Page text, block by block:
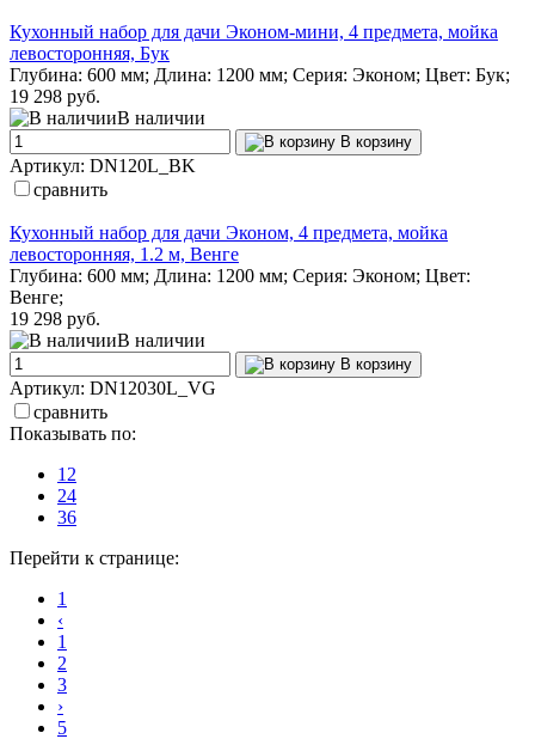
Кухонный набор для дачи Эконом-мини, 4 предмета, мойка
левосторонняя, Бук
Глубина: 600 мм; Длина: 1200 мм; Серия: Эконом; Цвет: Бук;
19 298 руб.
В наличии
В корзину
Артикул: DN120L_BK
сравнить
Кухонный набор для дачи Эконом, 4 предмета, мойка
левосторонняя, 1.2 м, Венге
Глубина: 600 мм; Длина: 1200 мм; Серия: Эконом; Цвет:
Венге;
19 298 руб.
В наличии
В корзину
Артикул: DN12030L_VG
сравнить
Показывать по:
12
24
36
Перейти к странице:
1
‹
1
2
3
›
5